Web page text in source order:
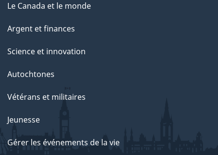
Le Canada et le monde
Argent et finances
Science et innovation
Autochtones
Vétérans et militaires
Jeunesse
Gérer les événements de la vie